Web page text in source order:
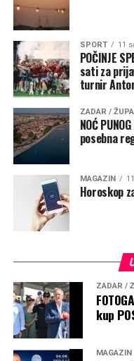
Potaknuo je pomorce i
prema Majci kada tuda
kratko zamole da ih
podsjeća da životno
nijedan povratak nije
Božje providnosti.
nade, znak da nad
prema sigurnoj luci –
nadbiskup.
SPORT 11
POČINJE
sati za
turnir
ZADAR /
NOĆ
posebna
MAGAZIN
Horoskop
ZADAR /
kup
MAGAZIN